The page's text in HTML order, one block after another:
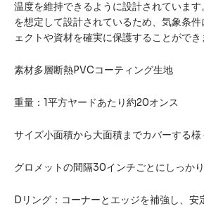
温度を維持できるように設計されていま
を想定して設計されているため、気象条
ェクトや資材を確実に保護することができ
素材多層断熱PVCコーティング生地
重量：1平方ヤードあたり約20オンス
サイズ小面積から大面積までカバーする
グロメットの間隔30インチごとにしっか
Dリング：コーナーとエッジを補強し、安